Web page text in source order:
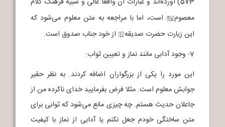
معصومj است، اما با مراجعه به متن معلوم می‌شود که
این زیارت حضرت صدیقهh از خود جناب صدوق است.
7- وجود آدابی مانند نماز و تعیین ثواب:
این مورد را یکی از بزرگواران اضافه کردند. به نظر حقیر
جوابش معلوم است. مثلا فرض بفرمایید خدای ناکرده من از
جاعلان حدیث هستم. چه چیزی مانع می‌شود که ثوابی برای
متن ساختگی خودم جعل نکنم یا آدابی از نماز با کیفیت